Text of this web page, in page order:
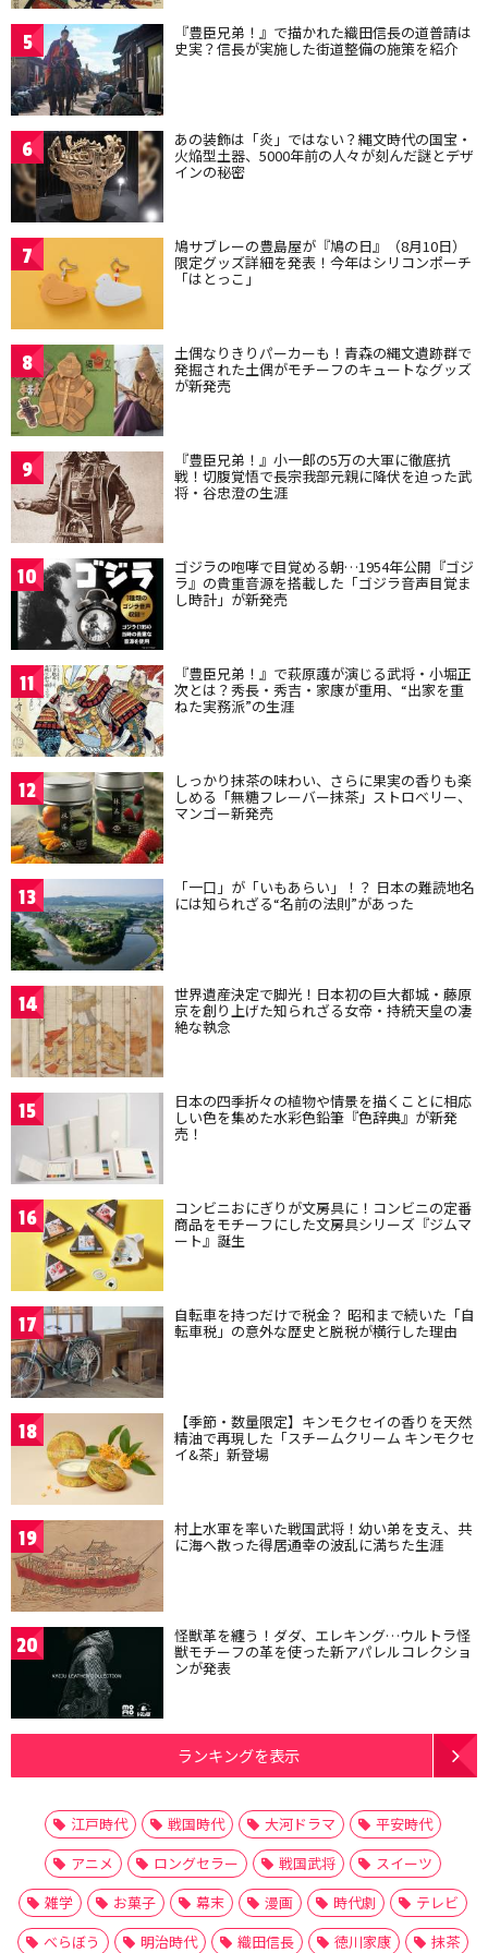
5 『豊臣兄弟！』で描かれた織田信長の道普請は
史実？信長が実施した街道整備の施策を紹介
6 あの装飾は「炎」ではない？縄文時代の国宝・
火焔型土器、5000年前の人々が刻んだ謎とデザ
インの秘密
7 鳩サブレーの豊島屋が『鳩の日』（8月10日）
限定グッズ詳細を発表！今年はシリコンポーチ
「はとっこ」
8 土偶なりきりパーカーも！青森の縄文遺跡群で
発掘された土偶がモチーフのキュートなグッズ
が新発売
9 『豊臣兄弟！』小一郎の5万の大軍に徹底抗
戦！切腹覚悟で長宗我部元親に降伏を迫った武
将・谷忠澄の生涯
10 ゴジラの咆哮で目覚める朝…1954年公開『ゴジ
ラ』の貴重音源を搭載した「ゴジラ音声目覚ま
し時計」が新発売
11 『豊臣兄弟！』で萩原護が演じる武将・小堀正
次とは？秀長・秀吉・家康が重用、“出家を重
ねた実務派”の生涯
12 しっかり抹茶の味わい、さらに果実の香りも楽
しめる「無糖フレーバー抹茶」ストロベリー、
マンゴー新発売
13 「一口」が「いもあらい」！？ 日本の難読地名
には知られざる“名前の法則”があった
14 世界遺産決定で脚光！日本初の巨大都城・藤原
京を創り上げた知られざる女帝・持統天皇の凄
絶な執念
15 日本の四季折々の植物や情景を描くことに相応
しい色を集めた水彩色鉛筆『色辞典』が新発
売！
16 コンビニおにぎりが文房具に！コンビニの定番
商品をモチーフにした文房具シリーズ『ジムマ
ート』誕生
17 自転車を持つだけで税金？ 昭和まで続いた「自
転車税」の意外な歴史と脱税が横行した理由
18 【季節・数量限定】キンモクセイの香りを天然
精油で再現した「スチームクリーム キンモクセ
イ&茶」新登場
19 村上水軍を率いた戦国武将！幼い弟を支え、共
に海へ散った得居通幸の波乱に満ちた生涯
20 怪獣革を纏う！ダダ、エレキング…ウルトラ怪
獣モチーフの革を使った新アパレルコレクショ
ンが発表
ランキングを表示
江戸時代 戦国時代 大河ドラマ
平安時代
アニメ
ロングセラー 戦国武将
スイーツ
雑学
お菓子 幕末 漫画 時代劇
テレビ
べらぼう
明治時代 織田信長 徳川家康
抹茶